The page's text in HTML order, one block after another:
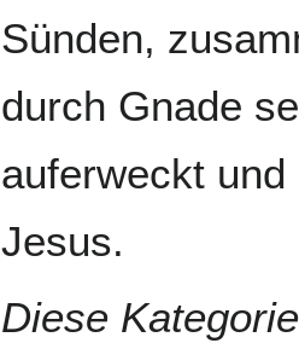
Sünden,
durch Gnade
auferweckt
Jesus.
Diese